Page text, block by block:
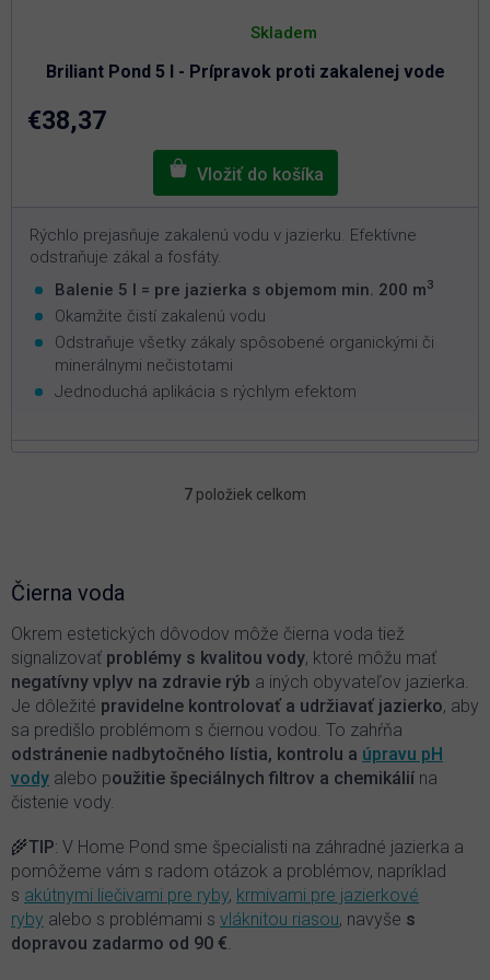
Briliant Pond 5 l - Prípravok proti zakalenej vode
hodnotenie
je
4,6
Skladem
€38,37
Rýchlo prejasňuje zakalenú vodu v jazierku. Efektívne
odstraňuje zákal a fosfáty.
Balenie 5 l = pre jazierka s objemom min. 200 m3
Okamžite čistí zakalenú vodu
Odstraňuje všetky zákaly spôsobené organickými či
minerálnymi nečistotami
Jednoduchá aplikácia s rýchlym efektom
O
c
i
e
p
r
v
k
y
p
i
s
u
7 položiek celkom
Čierna voda
Okrem estetických dôvodov môže čierna voda tiež
signalizovať problémy s kvalitou vody, ktoré môžu mať
negatívny vplyv na zdravie rýb a iných obyvateľov jazierka.
Je dôležité pravidelne kontrolovať a udržiavať jazierko, aby
sa predišlo problémom s čiernou vodou. To zahŕňa
odstránenie nadbytočného lístia, kontrolu a úpravu pH
vody alebo použitie špeciálnych filtrov a chemikálií na
čistenie vody.
🌾TIP: V Home Pond sme špecialisti na záhradné jazierka a
pomôžeme vám s radom otázok a problémov, napríklad
s akútnymi liečivami pre ryby, krmivami pre jazierkové
ryby alebo s problémami s vláknitou riasou, navyše s
dopravou zadarmo od 90 €.